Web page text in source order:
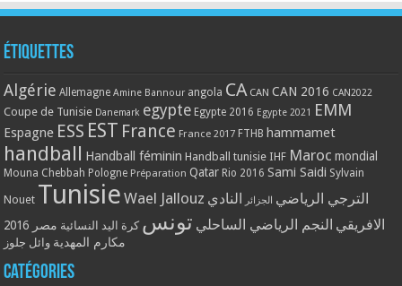
Étiquettes
Algérie Allemagne Amine Bannour angola CA CAN CAN 2016 CAN2022
Coupe de Tunisie Danemark egypte Egypte 2016 Egypte 2021 EMM
Espagne ESS EST France France 2017 FTHB hammamet
handball Handball féminin Handball tunisie IHF Maroc mondial
Mouna Chebbah Pologne Préparation Qatar Rio 2016 Sami Saidi Sylvain
Nouet Tunisie Wael Jallouz الترجي الرياضي الجزائر النادي
الافريقي النجم الرياضي الساحلي تونس كرة اليد النسائية مصر 2016
مكارم المهدية وائل جلوز
Catégories